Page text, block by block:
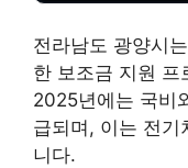
전라남도 광양시
한 보조금 지원 프
2025년에는 국비
급되며, 이는 전기
니다.